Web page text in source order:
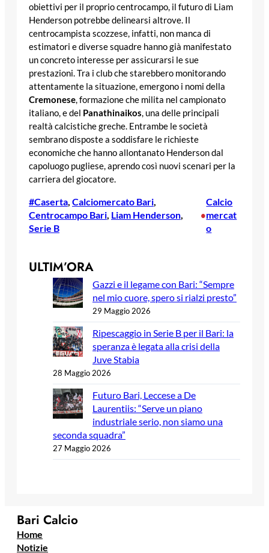
obiettivi per il proprio centrocampo, il futuro di Liam
Henderson potrebbe delinearsi altrove. Il
centrocampista scozzese, infatti, non manca di
estimatori e diverse squadre hanno già manifestato
un concreto interesse per assicurarsi le sue
prestazioni. Tra i club che starebbero monitorando
attentamente la situazione, emergono i nomi della
Cremonese, formazione che milita nel campionato
italiano, e del Panathinaikos, una delle principali
realtà calcistiche greche. Entrambe le società
sembrano disposte a soddisfare le richieste
economiche che hanno allontanato Henderson dal
capoluogo pugliese, aprendo così nuovi scenari per la
carriera del giocatore.
#Caserta Calciomercato Bari
Centrocampo Bari Liam Henderson
Serie B
•
Calcio
mercat
o
ULTIM’ORA
Gazzi e il legame con Bari: “Sempre
nel mio cuore, spero si rialzi presto”
29 Maggio 2026
Ripescaggio in Serie B per il Bari: la
speranza è legata alla crisi della
Juve Stabia
28 Maggio 2026
Futuro Bari, Leccese a De
Laurentiis: “Serve un piano
industriale serio, non siamo una
seconda squadra”
27 Maggio 2026
Bari Calcio
Home
Notizie